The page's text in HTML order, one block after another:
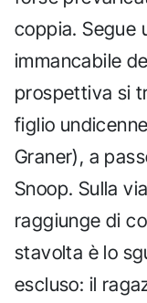
coppia. Segue
immancabile
prospettiva si
figlio
Graner), a
Snoop. Sulla
raggiunge di
stavolta è lo
escluso: il